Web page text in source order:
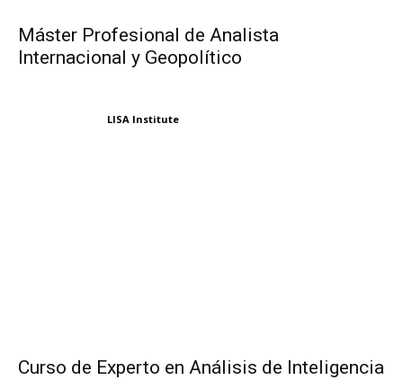
Máster Profesional de Analista
Internacional y Geopolítico
LISA Institute
Curso de Experto en Análisis de Inteligencia